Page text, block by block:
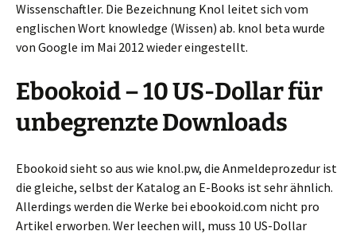
Wissenschaftler. Die Bezeichnung Knol leitet sich vom
englischen Wort knowledge (Wissen) ab. knol beta wurde
von Google im Mai 2012 wieder eingestellt.
Ebookoid – 10 US-Dollar für
unbegrenzte Downloads
Ebookoid sieht so aus wie knol.pw, die Anmeldeprozedur ist
die gleiche, selbst der Katalog an E-Books ist sehr ähnlich.
Allerdings werden die Werke bei ebookoid.com nicht pro
Artikel erworben. Wer leechen will, muss 10 US-Dollar